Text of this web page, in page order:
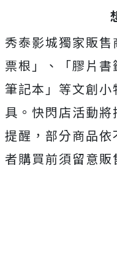
秀泰影城獨家販
票根」、「膠片
筆記本」等文創
具。快閃店活動
提醒，部分商品
者購買前須留意販